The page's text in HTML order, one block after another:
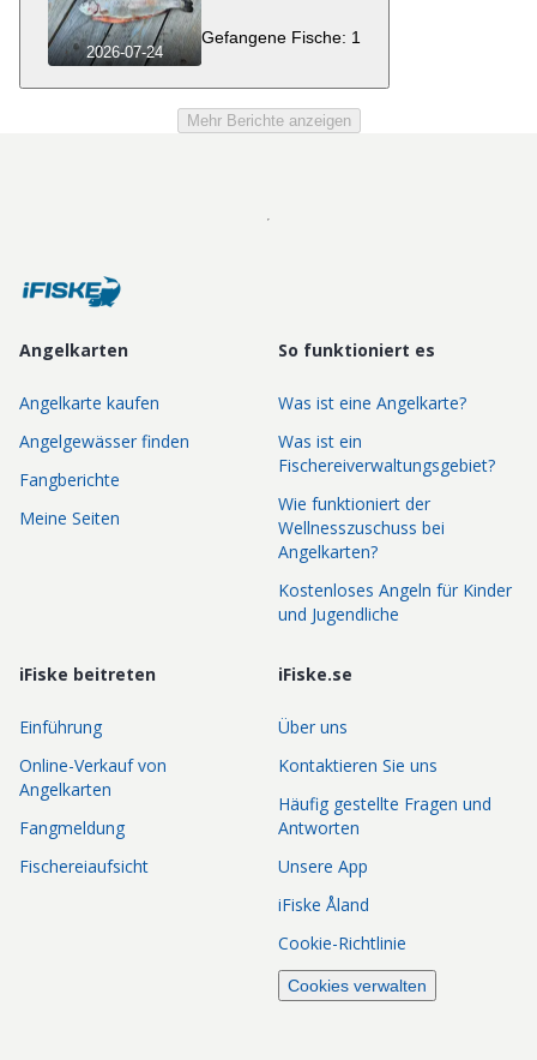
2026-07-24
Gefangene Fische: 1
Mehr Berichte anzeigen
Angelkarten
Angelkarte kaufen
Angelgewässer finden
Fangberichte
Meine Seiten
So funktioniert es
Was ist eine Angelkarte?
Was ist ein
Fischereiverwaltungsgebiet?
Wie funktioniert der
Wellnesszuschuss bei
Angelkarten?
Kostenloses Angeln für Kinder
und Jugendliche
iFiske beitreten
Einführung
Online-Verkauf von
Angelkarten
Fangmeldung
Fischereiaufsicht
iFiske.se
Über uns
Kontaktieren Sie uns
Häufig gestellte Fragen und
Antworten
Unsere App
iFiske Åland
Cookie-Richtlinie
Cookies verwalten